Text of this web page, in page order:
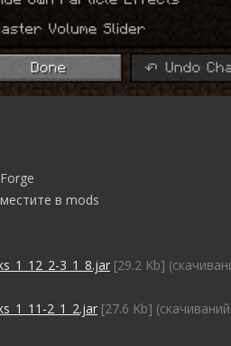
в mods
3_1_8.jar [29.2 Kb]
2_1_2.jar [27.6 Kb]